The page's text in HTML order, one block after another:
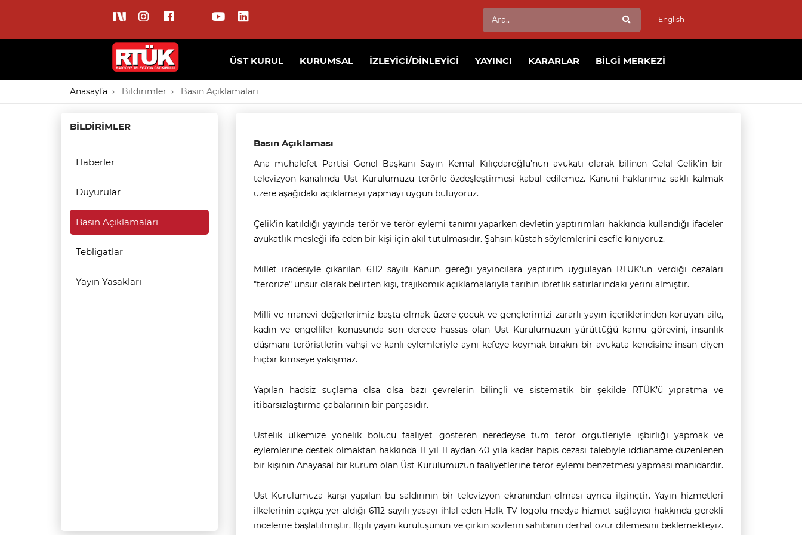
English
ÜST KURUL KURUMSAL İZLEYICI/DINLEYICI YAYINCI KARARLAR BILGI MERKEZI
Anasayfa Bildirimler Basın Açıklamaları
BILDIRIMLER
Haberler
Duyurular
Basın Açıklamaları
Tebligatlar
Yayın Yasakları
Basın Açıklaması
Ana muhalefet Partisi Genel Başkanı Sayın Kemal Kılıçdaroğlu’nun avukatı olarak bilinen Celal Çelik’in bir
televizyon kanalında Üst Kurulumuzu terörle özdeşleştirmesi kabul edilemez. Kanuni haklarımız saklı kalmak
üzere aşağıdaki açıklamayı yapmayı uygun buluyoruz.
Çelik’in katıldığı yayında terör ve terör eylemi tanımı yaparken devletin yaptırımları hakkında kullandığı ifadeler
avukatlık mesleği ifa eden bir kişi için akıl tutulmasıdır. Şahsın küstah söylemlerini esefle kınıyoruz.
Millet iradesiyle çıkarılan 6112 sayılı Kanun gereği yayıncılara yaptırım uygulayan RTÜK'ün verdiği cezaları
"terörize" unsur olarak belirten kişi, trajikomik açıklamalarıyla tarihin ibretlik satırlarındaki yerini almıştır.
Milli ve manevi değerlerimiz başta olmak üzere çocuk ve gençlerimizi zararlı yayın içeriklerinden koruyan aile,
kadın ve engelliler konusunda son derece hassas olan Üst Kurulumuzun yürüttüğü kamu görevini, insanlık
düşmanı teröristlerin vahşi ve kanlı eylemleriyle aynı kefeye koymak bırakın bir avukata kendisine insan diyen
hiçbir kimseye yakışmaz.
Yapılan hadsiz suçlama olsa olsa bazı çevrelerin bilinçli ve sistematik bir şekilde RTÜK’ü yıpratma ve
itibarsızlaştırma çabalarının bir parçasıdır.
Üstelik ülkemize yönelik bölücü faaliyet gösteren neredeyse tüm terör örgütleriyle işbirliği yapmak ve
eylemlerine destek olmaktan hakkında 11 yıl 11 aydan 40 yıla kadar hapis cezası talebiyle iddianame düzenlenen
bir kişinin Anayasal bir kurum olan Üst Kurulumuzun faaliyetlerine terör eylemi benzetmesi yapması manidardır.
Üst Kurulumuza karşı yapılan bu saldırının bir televizyon ekranından olması ayrıca ilginçtir. Yayın hizmetleri
ilkelerinin açıkça yer aldığı 6112 sayılı yasayı ihlal eden Halk TV logolu medya hizmet sağlayıcı hakkında gerekli
inceleme başlatılmıştır. İlgili yayın kuruluşunun ve çirkin sözlerin sahibinin derhal özür dilemesini beklemekteyiz.